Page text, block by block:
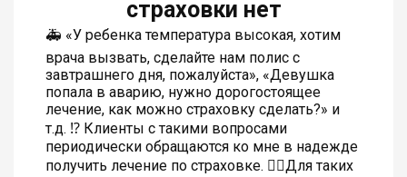
страховки нет
🚑 «У ребенка температура высокая, хотим
врача вызвать, сделайте нам полис с
завтрашнего дня, пожалуйста», «Девушка
попала в аварию, нужно дорогостоящее
лечение, как можно страховку сделать?» и
т.д. ⁉️ Клиенты с такими вопросами
периодически обращаются ко мне в надежде
получить лечение по страховке. 👆🏻Для таких